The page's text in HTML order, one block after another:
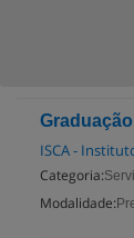
ISCA -
Categoria:
Modalidade: